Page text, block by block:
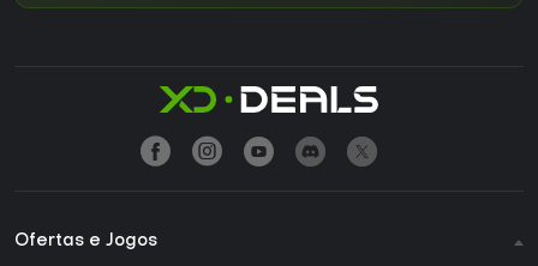
Ofertas e Jogos